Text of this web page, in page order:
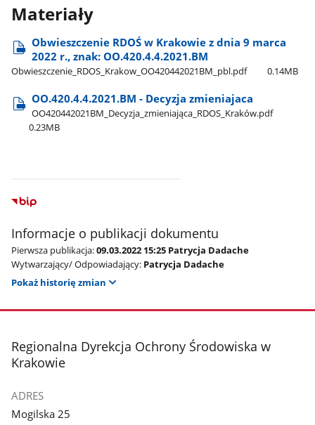
Materiały
Obwieszczenie RDOŚ w Krakowie z dnia 9 marca
2022 r., znak: OO.420.4.4.2021.BM
Obwieszczenie​_RDOS​_Krakow​_OO420442021BM​_pbl.pdf 0.14MB
OO.420.4.4.2021.BM - Decyzja zmieniajaca
OO420442021BM​_Decyzja​_zmieniająca​_RDOS​_Kraków.pdf
0.23MB
Informacje o publikacji dokumentu
Pierwsza publikacja:09.03.2022 15:25 Patrycja Dadache
Wytwarzający/ Odpowiadający: Patrycja Dadache
Pokaż historię zmian
stopka
Regionalna Dyrekcja Ochrony Środowiska w
Krakowie
ADRES
Mogilska 25